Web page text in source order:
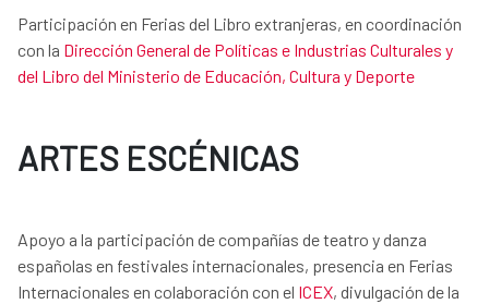
Participación en Ferias del Libro extranjeras, en coordinación
con la Dirección General de Políticas e Industrias Culturales y
del Libro del Ministerio de Educación, Cultura y Deporte
ARTES ESCÉNICAS
Apoyo a la participación de compañías de teatro y danza
españolas en festivales internacionales, presencia en Ferias
Internacionales en colaboración con el ICEX, divulgación de la